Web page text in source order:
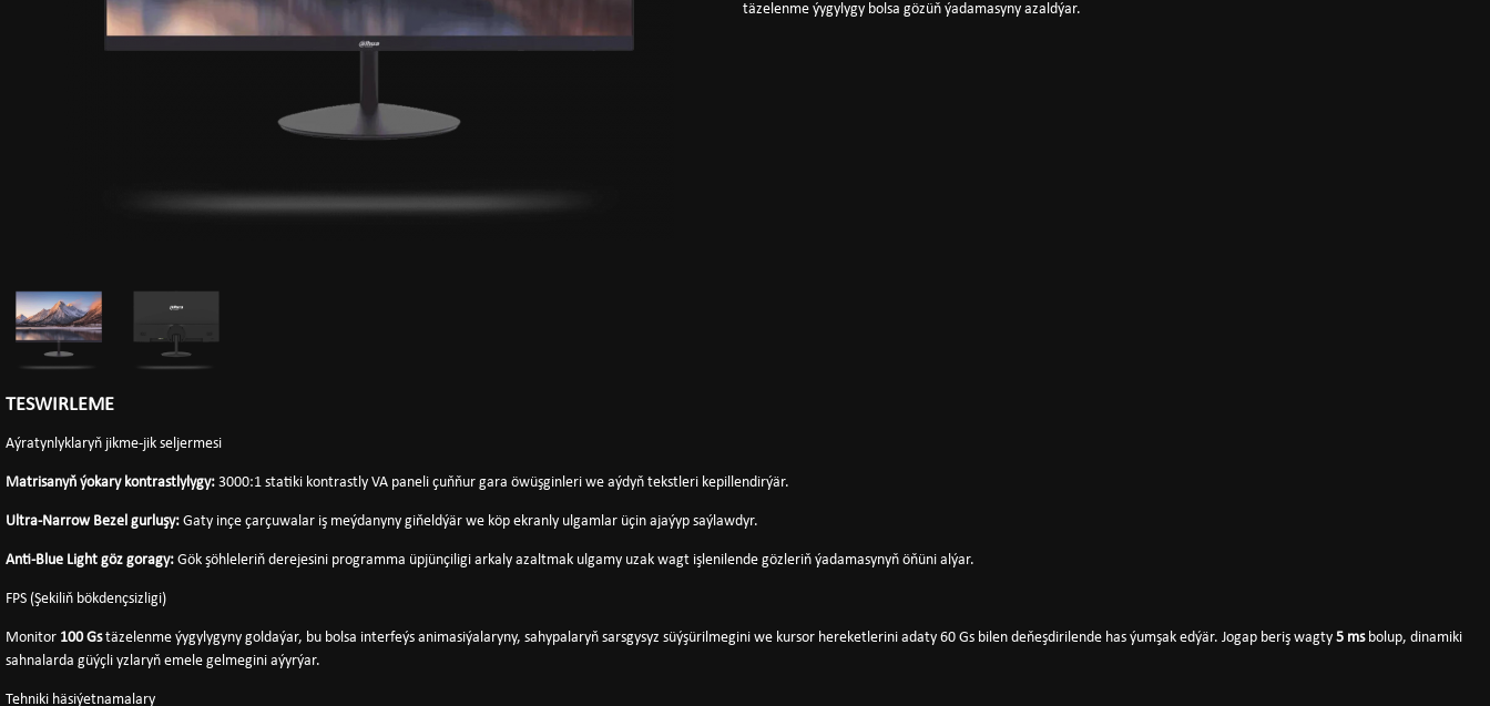
täzelenme ýygylygy bolsa gözüň ýadamasyny azaldýar.
TESWIRLEME
Aýratynlyklaryň jikme-jik seljermesi
Matrisanyň ýokary kontrastlylygy: 3000:1 statiki kontrastly VA paneli çuňňur gara öwüşginleri we aýdyň tekstleri kepillendirýär.
Ultra-Narrow Bezel gurluşy: Gaty inçe çarçuwalar iş meýdanyny giňeldýär we köp ekranly ulgamlar üçin ajaýyp saýlawdyr.
Anti-Blue Light göz goragy: Gök şöhleleriň derejesini programma üpjünçiligi arkaly azaltmak ulgamy uzak wagt işlenilende gözleriň ýadamasynyň öňüni alýar.
FPS (Şekiliň bökdençsizligi)
Monitor 100 Gstäzelenme ýygylygyny goldaýar, bu bolsa interfeýs animasiýalaryny, sahypalaryň sarsgysyz süýşürilmegini we kursor hereketlerini adaty 60 Gs bilen deňeşdirilende has ýumşak edýär. Jogap beriş wagty 5 msbolup, dinamiki
sahnalarda güýçli yzlaryň emele gelmegini aýyrýar.
Tehniki häsiýetnamalary